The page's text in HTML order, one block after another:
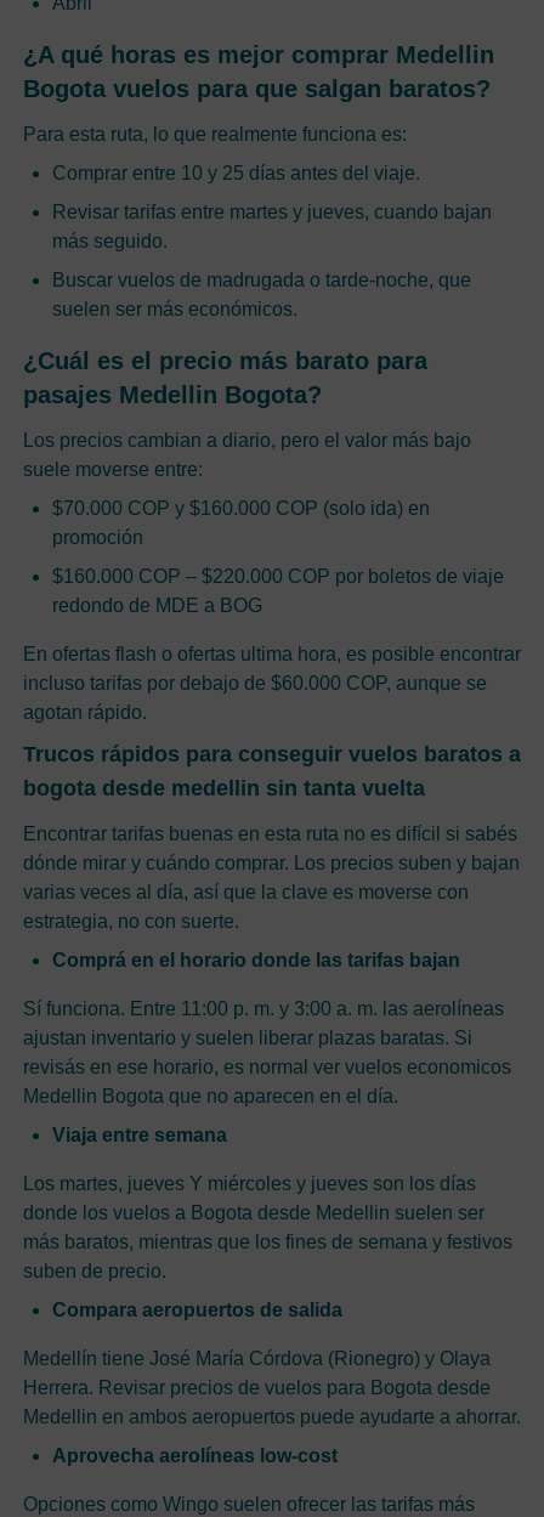
¿A qué horas es mejor comprar Medellin
Bogota vuelos para que salgan baratos?
Para esta ruta, lo que realmente funciona es:
Comprar entre 10 y 25 días antes del viaje.
Revisar tarifas entre martes y jueves, cuando bajan
más seguido.
Buscar vuelos de madrugada o tarde-noche, que
suelen ser más económicos.
¿Cuál es el precio más barato para
pasajes Medellin Bogota?
Los precios cambian a diario, pero el valor más bajo
suele moverse entre:
$70.000 COP y $160.000 COP (solo ida) en
promoción
$160.000 COP – $220.000 COP por boletos de viaje
redondo de MDE a BOG
En ofertas flash o ofertas ultima hora, es posible encontrar
incluso tarifas por debajo de $60.000 COP, aunque se
agotan rápido.
Trucos rápidos para conseguir vuelos baratos a
bogota desde medellin sin tanta vuelta
Encontrar tarifas buenas en esta ruta no es difícil si sabés
dónde mirar y cuándo comprar. Los precios suben y bajan
varias veces al día, así que la clave es moverse con
estrategia, no con suerte.
Comprá en el horario donde las tarifas bajan
Sí funciona. Entre 11:00 p. m. y 3:00 a. m. las aerolíneas
ajustan inventario y suelen liberar plazas baratas. Si
revisás en ese horario, es normal ver vuelos economicos
Medellin Bogota que no aparecen en el día.
Viaja entre semana
Los martes, jueves Y miércoles y jueves son los días
donde los vuelos a Bogota desde Medellin suelen ser
más baratos, mientras que los fines de semana y festivos
suben de precio.
Compara aeropuertos de salida
Medellín tiene José María Córdova (Rionegro) y Olaya
Herrera. Revisar precios de vuelos para Bogota desde
Medellin en ambos aeropuertos puede ayudarte a ahorrar.
Aprovecha aerolíneas low-cost
Opciones como Wingo suelen ofrecer las tarifas más